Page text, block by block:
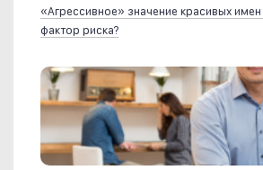
«Агрессивное» значение красивых
фактор риска?